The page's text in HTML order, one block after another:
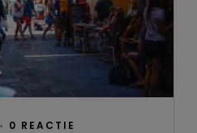
• 0 REACTIE